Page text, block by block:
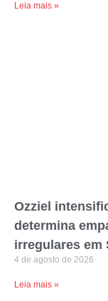
Leia mais »
Ozziel
determina
irregulares em
4 de agosto de 2026
Leia mais »